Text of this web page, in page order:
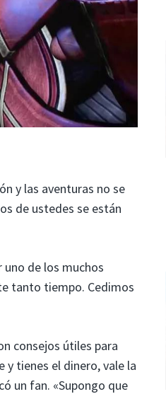
y las aventuras no se
de ustedes se están
de los muchos
tanto tiempo. Cedimos
consejos útiles para
y tienes el dinero, vale la
un fan. «Supongo que